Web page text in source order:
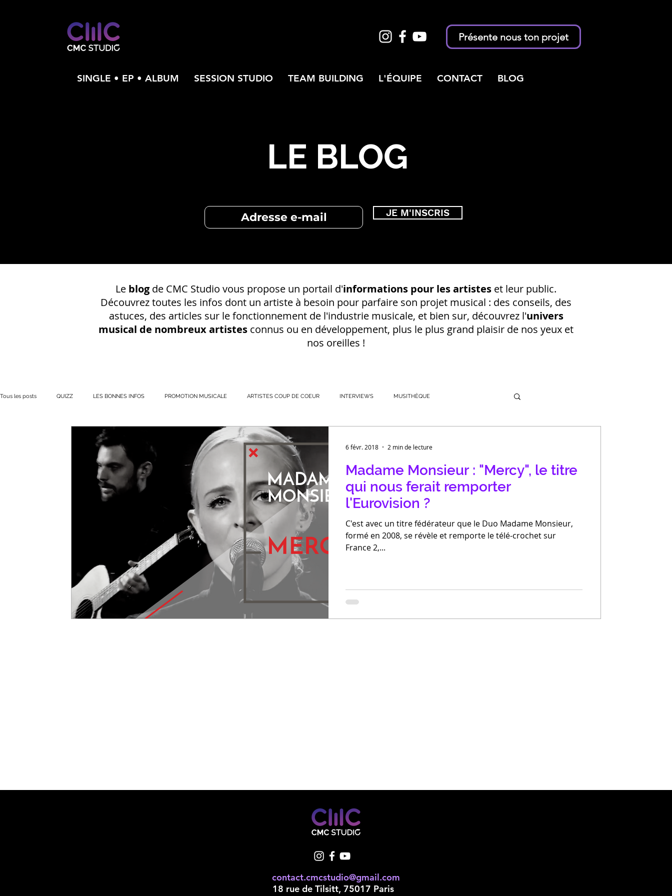
Présente nous ton projet
SINGLE • EP • ALBUM SESSION STUDIO TEAM BUILDING L'ÉQUIPE CONTACT BLOG
LE BLOG
JE M'INSCRIS
Le blog de CMC Studio vous propose un portail d'informations pour les artistes et leur public.
Découvrez toutes les infos dont un artiste à besoin pour parfaire son projet musical : des conseils, des
astuces, des articles sur le fonctionnement de l'industrie musicale, et bien sur, découvrez l'univers
musical de nombreux artistes connus ou en développement, plus le plus grand plaisir de nos yeux et
nos oreilles !
Tous les posts QUIZZ LES BONNES INFOS PROMOTION MUSICALE ARTISTES COUP DE COEUR INTERVIEWS MUSITHÈQUE
Votre communauté CONSEILS SUR UN ENREGISTREMENT EN S
Madame Monsieur : "Mercy", le titre
qui nous ferait remporter
l'Eurovision ?
C'est avec un titre fédérateur que le Duo Madame Monsieur,
formé en 2008, se révèle et remporte le télé-crochet sur
France 2,...
6 févr. 2018 2 min de lecture
contact.cmcstudio@gmail.com
18 rue de Tilsitt, 75017 Paris